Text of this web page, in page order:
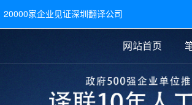
家企业见证深圳翻译公司
网站首页
文件翻译 医学翻译
广交会翻译 交替传译
常用语种翻译 签证材料翻译
口译新闻
翻译新闻